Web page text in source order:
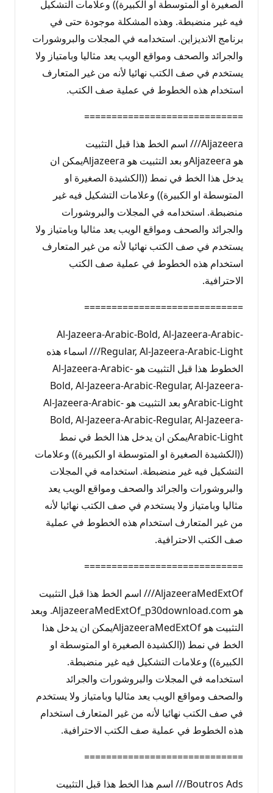
الصغيرة او المتوسطة او الكبيرة)) وعلامات التشكيل
فيه غير منضبطة. وهذه المشكلة موجودة حتى في
برنامج الانديزاين. استخدامه في المجلات والبروشورات
والجرائد والصحف ومواقع الويب يعد مثاليا وبامتياز ولا
يستخدم في صف الكتب نهائيا لأنه من غير المتعارف
استخدام هذه الخطوط في عملية صف الكتب.
=============================
Aljazeera/// اسم الخط هذا قبل التثبيت
هو Aljazeeraو بعد التثبيت هو Aljazeeraيمكن ان
يدخل هذا الخط في نمط ((الكشيدة الصغيرة او
المتوسطة او الكبيرة)) وعلامات التشكيل فيه غير
منضبطة. استخدامه في المجلات والبروشورات
والجرائد والصحف ومواقع الويب يعد مثاليا وبامتياز ولا
يستخدم في صف الكتب نهائيا لأنه من غير المتعارف
استخدام هذه الخطوط في عملية صف الكتب
الاحترافية.
=============================
Al-Jazeera-Arabic-Bold, Al-Jazeera-Arabic-
Regular, Al-Jazeera-Arabic-Light/// اسماء هذه
الخطوط هذا قبل التثبيت هو Al-Jazeera-Arabic-
Bold, Al-Jazeera-Arabic-Regular, Al-Jazeera-
Arabic-Lightو بعد التثبيت هو Al-Jazeera-Arabic-
Bold, Al-Jazeera-Arabic-Regular, Al-Jazeera-
Arabic-Lightيمكن ان يدخل هذا الخط في نمط
((الكشيدة الصغيرة او المتوسطة او الكبيرة)) وعلامات
التشكيل فيه غير منضبطة. استخدامه في المجلات
والبروشورات والجرائد والصحف ومواقع الويب يعد
مثاليا وبامتياز ولا يستخدم في صف الكتب نهائيا لأنه
من غير المتعارف استخدام هذه الخطوط في عملية
صف الكتب الاحترافية.
=============================
AljazeeraMedExtOf/// اسم الخط هذا قبل التثبيت
هو AljazeeraMedExtOf_p30download.com. وبعد
التثبيت هو AljazeeraMedExtOfيمكن ان يدخل هذا
الخط في نمط ((الكشيدة الصغيرة او المتوسطة او
الكبيرة)) وعلامات التشكيل فيه غير منضبطة.
استخدامه في المجلات والبروشورات والجرائد
والصحف ومواقع الويب يعد مثاليا وبامتياز ولا يستخدم
في صف الكتب نهائيا لأنه من غير المتعارف استخدام
هذه الخطوط في عملية صف الكتب الاحترافية.
=============================
Boutros Ads/// اسم هذا الخط هذا قبل التثبيت